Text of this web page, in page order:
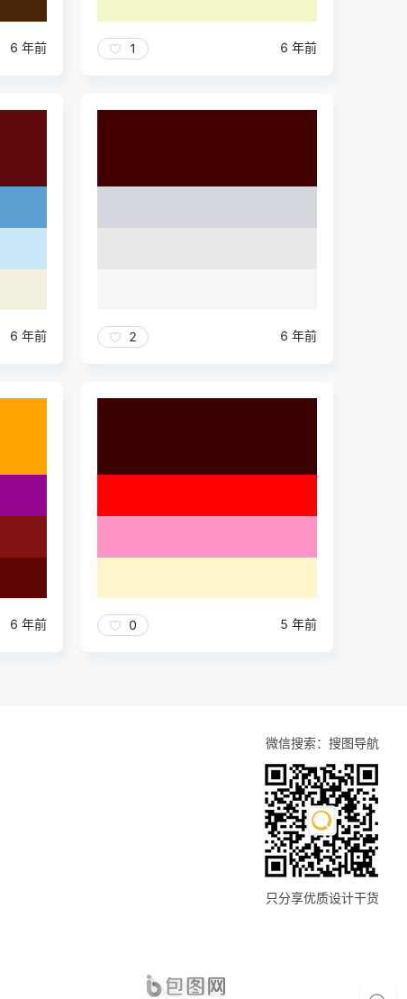
6 年前 1 6 年前
6 年前 2 6 年前
6 年前 0 5 年前
微信搜索：搜图导航
只分享优质设计干货